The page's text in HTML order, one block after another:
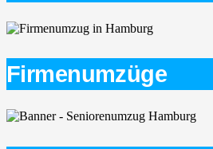
Firmenumzüge